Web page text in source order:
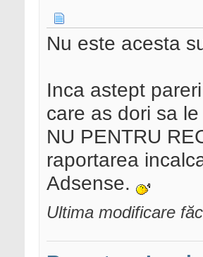
Nu este acesta
Inca astept
care as dori sa
NU PENTRU
raportarea
Adsense.
Ultima modificare